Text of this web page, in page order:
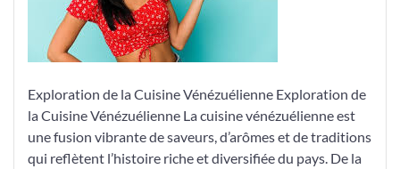
Vénézuélienne
Exploration de la Cuisine Vénézuélienne Exploration de
la Cuisine Vénézuélienne La cuisine vénézuélienne est
une fusion vibrante de saveurs, d’arômes et de traditions
qui reflètent l’histoire riche et diversifiée du pays. De la